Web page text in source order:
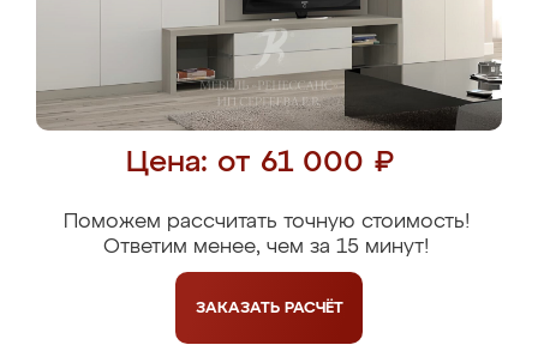
Цена: от 61 000 ₽
Поможем рассчитать точную стоимость!
Ответим менее, чем за 15 минут!
ЗАКАЗАТЬ РАСЧЁТ